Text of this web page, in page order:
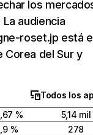
los
audiencia
roset.jp está
Corea del Sur y
Todos los
%
5,14 mil
%
278